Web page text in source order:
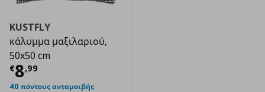
KUSTFLY
κάλυμμα μαξιλαριού,
50x50 cm
€8,99
Τρέχουσα τιμή
40 πόντους ανταμοιβής